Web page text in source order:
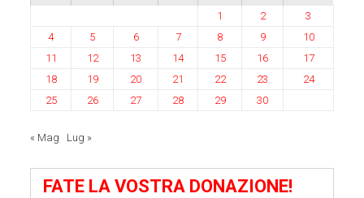
1 2
3
4
5 6 7 8 9
10
11
12 13 14 15 16
17
18
19 20 21 22 23
24
25
26 27 28 29 30
« Mag Lug »
FATE LA VOSTRA DONAZIONE!